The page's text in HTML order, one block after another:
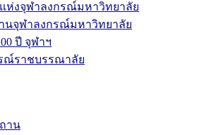
ห่งจุฬาลงกรณ์มหาวิทยาลัย
นจุฬาลงกรณ์มหาวิทยาลัย
ปี จุฬาฯ
ณ์ราชบรรณาลัย
าน